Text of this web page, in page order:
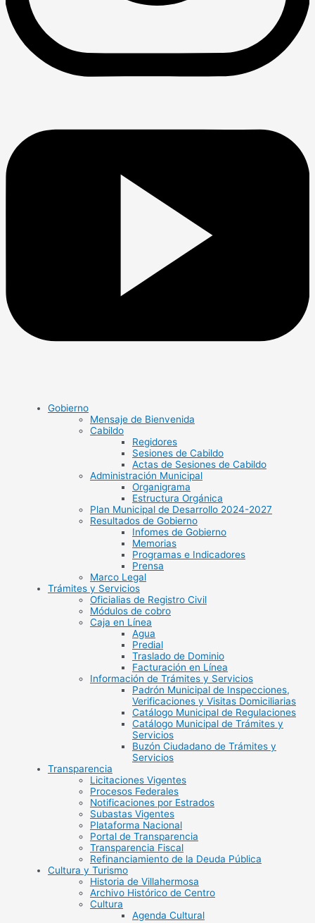
Gobierno
Mensaje de Bienvenida
Cabildo
Regidores
Sesiones de Cabildo
Actas de Sesiones de Cabildo
Administración Municipal
Organigrama
Estructura Orgánica
Plan Municipal de Desarrollo 2024-2027
Resultados de Gobierno
Infomes de Gobierno
Memorias
Programas e Indicadores
Prensa
Marco Legal
Trámites y Servicios
Oficialias de Registro Civil
Módulos de cobro
Caja en Línea
Agua
Predial
Traslado de Dominio
Facturación en Línea
Información de Trámites y Servicios
Padrón Municipal de Inspecciones,
Verificaciones y Visitas Domiciliarias
Catálogo Municipal de Regulaciones
Catálogo Municipal de Trámites y
Servicios
Buzón Ciudadano de Trámites y
Servicios
Transparencia
Licitaciones Vigentes
Procesos Federales
Notificaciones por Estrados
Subastas Vigentes
Plataforma Nacional
Portal de Transparencia
Transparencia Fiscal
Refinanciamiento de la Deuda Pública
Cultura y Turismo
Historia de Villahermosa
Archivo Histórico de Centro
Cultura
Agenda Cultural